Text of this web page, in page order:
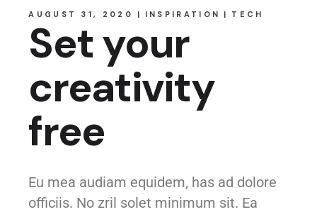
AUGUST 31, 2020 INSPIRATION TECH
Set your
creativity
free
Eu mea audiam equidem, has ad dolore
officiis. No zril solet minimum sit. Ea